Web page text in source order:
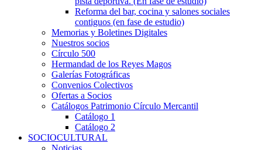
Reforma del bar, cocina y salones sociales
contiguos (en fase de estudio)
Memorias y Boletines Digitales
Nuestros socios
Círculo 500
Hermandad de los Reyes Magos
Galerías Fotográficas
Convenios Colectivos
Ofertas a Socios
Catálogos Patrimonio Círculo Mercantil
Catálogo 1
Catálogo 2
SOCIOCULTURAL